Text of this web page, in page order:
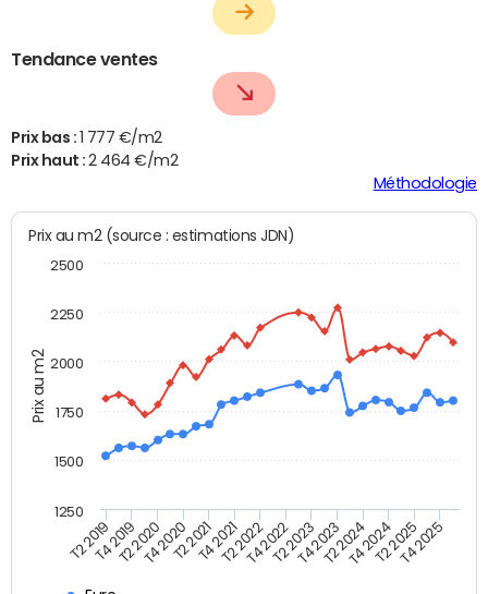
Tendance ventes
Prix bas : 1 777 €/m2
Prix haut :2 464 €/m2
Méthodologie
Prix au m2
Prix au m2 (source : estimations JDN)
T2 2019T4 2019T2 2020T4 2020T2 2021T4 2021T2 2022T4 2022T2 2023T4 2023T2 2024T4 2024T2 2025T4 2025
1250
1500
1750
2000
2250
2500